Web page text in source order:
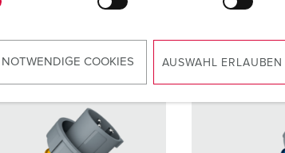
COOKIES AUSWAHL ERLAUBEN